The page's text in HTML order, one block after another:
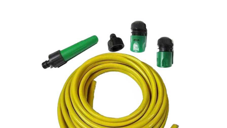
Smartwood
Spice Electronics